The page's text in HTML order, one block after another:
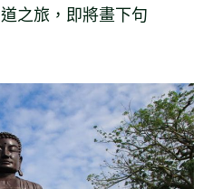
之旅，即將畫下句